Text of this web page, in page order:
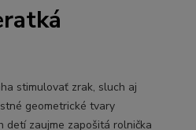
stimulovať zrak, sluch aj
geometrické tvary
detí zaujme zapošitá rolnička